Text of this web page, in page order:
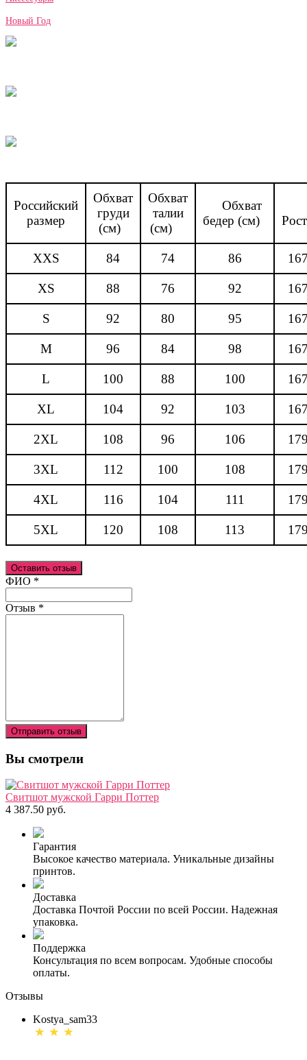
Новый Год
Российский
размер
Обхват
груди
(см)
Обхват
талии
(см)
Обхват
бедер (см)
XXS 84 74 86
XS 88 76 92
S 92 80 95
M 96 84 98
L 100 88 100
XL 104 92 103
2XL 108 96 106
3XL 112 100 108
4XL 116 104 111
5XL 120 108 113
Оставить отзыв
Ваш отзыв был отправлен!
ФИО *
Отзыв *
Отправить отзыв
Вы смотрели
Свитшот мужской Гарри Поттер
4 387.50 руб.
Гарантия
Высокое качество материала. Уникальные дизайны
принтов.
Доставка
Доставка Почтой России по всей России. Надежная
упаковка.
Поддержка
Консультация по всем вопросам. Удобные способы
оплаты.
Отзывы
Kostya_sam33